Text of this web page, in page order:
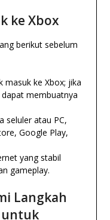
ke Xbox
berikut sebelum
masuk ke Xbox; jika
membuatnya
seluler atau PC,
Google Play,
yang stabil
gameplay.
Langkah
untuk